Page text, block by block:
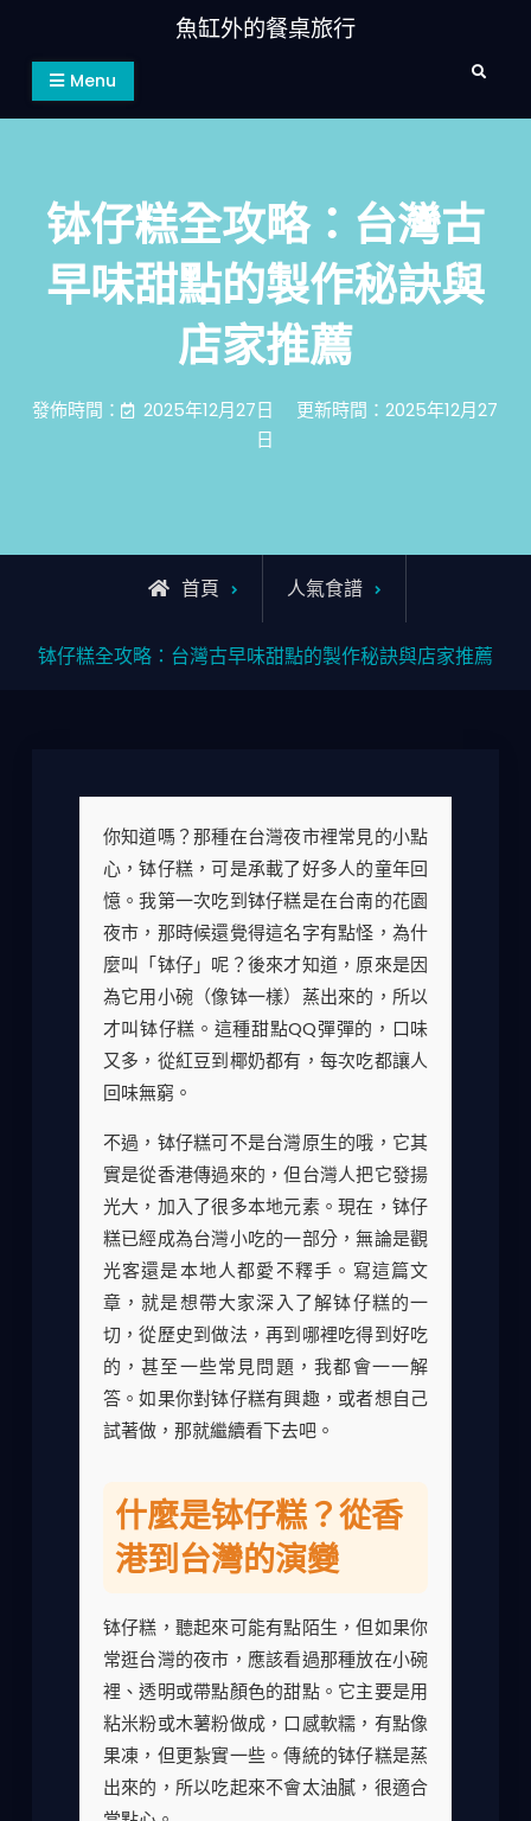
content
魚缸外的餐桌旅行
Menu Search
钵仔糕全攻略：台灣古
早味甜點的製作秘訣與
店家推薦
發佈時間： 2025年12月27日
更新時間：2025年12月27
日
首頁 人氣食譜
钵仔糕全攻略：台灣古早味甜點的製作秘訣與店家推薦
你知道嗎？那種在台灣夜市裡常見的小點
心，钵仔糕，可是承載了好多人的童年回
憶。我第一次吃到钵仔糕是在台南的花園
夜市，那時候還覺得這名字有點怪，為什
麼叫「钵仔」呢？後來才知道，原來是因
為它用小碗（像钵一樣）蒸出來的，所以
才叫钵仔糕。這種甜點QQ彈彈的，口味
又多，從紅豆到椰奶都有，每次吃都讓人
回味無窮。
不過，钵仔糕可不是台灣原生的哦，它其
實是從香港傳過來的，但台灣人把它發揚
光大，加入了很多本地元素。現在，钵仔
糕已經成為台灣小吃的一部分，無論是觀
光客還是本地人都愛不釋手。寫這篇文
章，就是想帶大家深入了解钵仔糕的一
切，從歷史到做法，再到哪裡吃得到好吃
的，甚至一些常見問題，我都會一一解
答。如果你對钵仔糕有興趣，或者想自己
試著做，那就繼續看下去吧。
什麼是钵仔糕？從香
港到台灣的演變
钵仔糕，聽起來可能有點陌生，但如果你
常逛台灣的夜市，應該看過那種放在小碗
裡、透明或帶點顏色的甜點。它主要是用
粘米粉或木薯粉做成，口感軟糯，有點像
果凍，但更紮實一些。傳統的钵仔糕是蒸
出來的，所以吃起來不會太油膩，很適合